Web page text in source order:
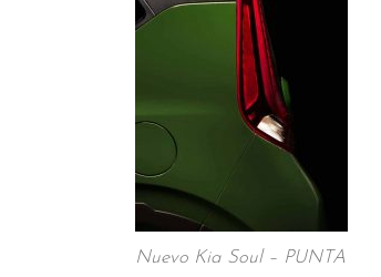
Nuevo Kia Soul – PUNTA